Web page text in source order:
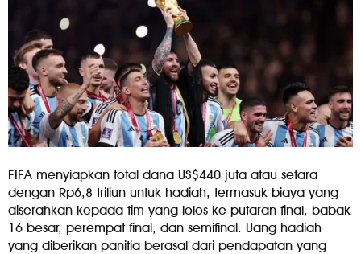
FIFA menyiapkan total dana US$440 juta atau setara
dengan Rp6,8 triliun untuk hadiah, termasuk biaya yang
diserahkan kepada tim yang lolos ke putaran final, babak
16 besar, perempat final, dan semifinal. Uang hadiah
yang diberikan panitia berasal dari pendapatan yang